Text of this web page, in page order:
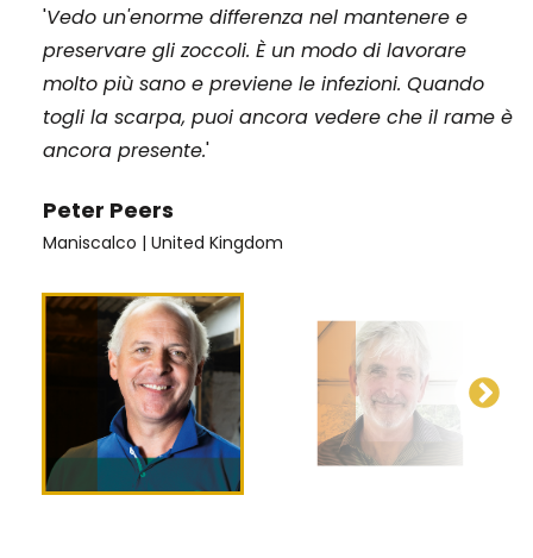
'Vedo un'enorme differenza nel mantenere e
preservare gli zoccoli. È un modo di lavorare
molto più sano e previene le infezioni. Quando
togli la scarpa, puoi ancora vedere che il rame è
ancora presente.'
Peter Peers
Maniscalco | United Kingdom
'È un'ottima unghia. Si inchioda perfettamente e
non si muove. Uso il chiodo Cu, perché sono
convinto che se si può fare qualcosa per
eliminare un problema, lo si usa. Se salva un
cavallo su mille, vale la pena di usarlo'.
Derek Poupard
"Il mio chiodo preferito è il Liberty FJ1, perché è
un chiodo piccolo ma molto forte e spinge lo
zoccolo con precisione".